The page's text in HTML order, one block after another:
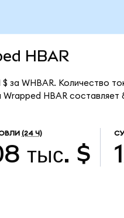
HBAR
за WHBAR. Количество
HBAR составляет
(24 Ч)
тыс. $